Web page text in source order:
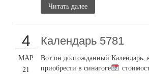
Читать далее
4
МАР
21
Календарь 5781
Вот он долгожданный Календарь,
приобрести в синагоге